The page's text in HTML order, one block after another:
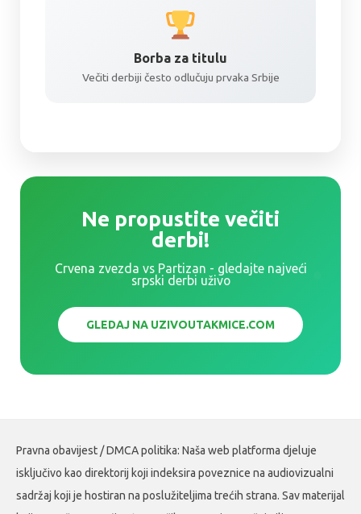
Borba za titulu
Večiti derbiji često odlučuju prvaka Srbije
Ne propustite večiti
derbi!
Crvena zvezda vs Partizan - gledajte najveći
srpski derbi uživo
GLEDAJ NA UZIVOUTAKMICE.COM
Pravna obavijest / DMCA politika: Naša web platforma djeluje
isključivo kao direktorij koji indeksira poveznice na audiovizualni
sadržaj koji je hostiran na poslužiteljima trećih strana. Sav materijal